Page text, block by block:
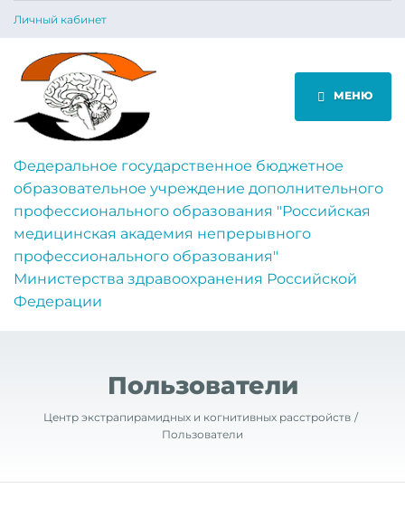
Личный кабинет
МЕНЮ
Федеральное государственное бюджетное
образовательное учреждение дополнительного
профессионального образования "Российская
медицинская академия непрерывного
профессионального образования"
Министерства здравоохранения Российской
Федерации
Пользователи
Центр экстрапирамидных и когнитивных расстройств
Пользователи